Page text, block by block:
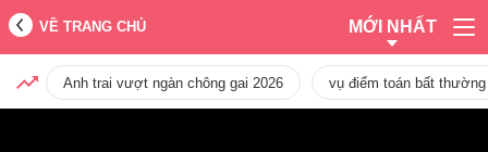
VỀ TRANG CHỦ MỚI NHẤT
Anh trai vượt ngàn chông gai 2026 vụ điểm toán bất